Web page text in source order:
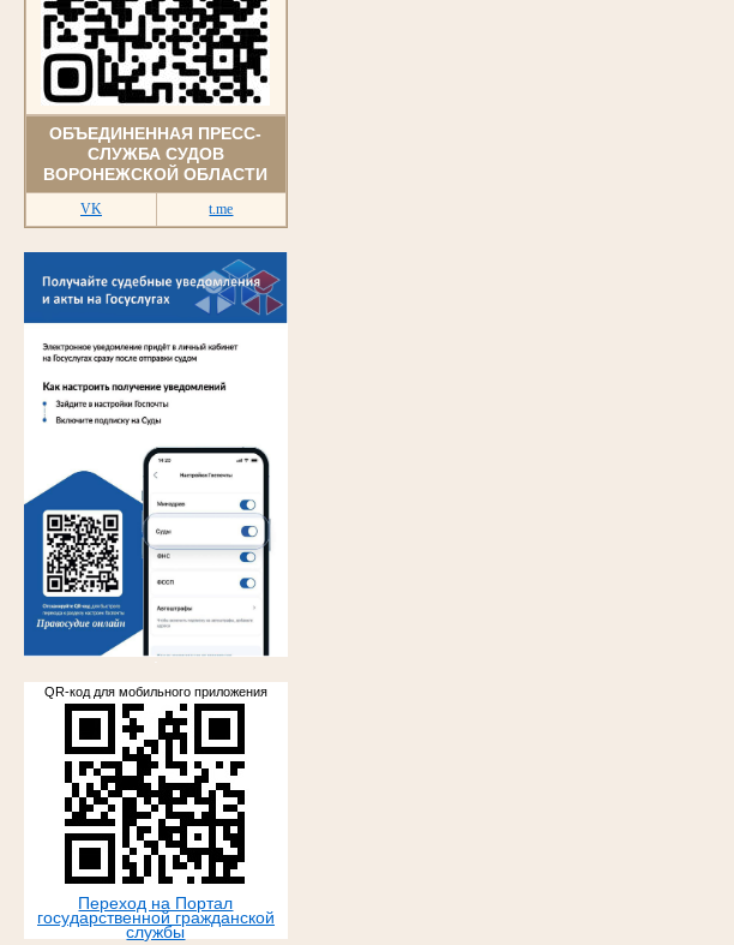
ОБЪЕДИНЕННАЯ ПРЕСС-
СЛУЖБА СУДОВ
ВОРОНЕЖСКОЙ ОБЛАСТИ
VK t.me
.
QR-код для мобильного приложения
Переход на Портал
государственной гражданской
службы